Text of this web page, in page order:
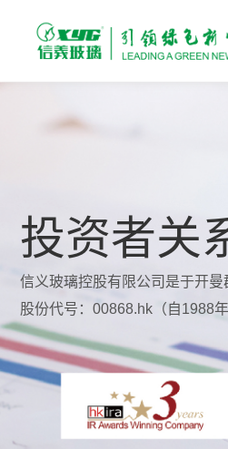
投资者关
信义玻璃控股有限公司是于开
股份代号：00868.hk（自1988年